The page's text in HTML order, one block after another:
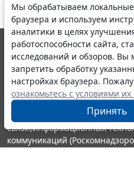
Мы обрабатываем
браузера и используем
аналитики в целях
работоспособности сайта,
исследований и обзоров. Вы
запретить обработку
настройках браузера.
ознакомьтесь с условиями их
Принять
© ООО "НПП "ГАРАНТ-
выпускается с 1990 года.
являются участниками
информации ГАРАНТ.
Портал ГАРАНТ.РУ
издания Федеральной
связи,информационных
коммуникаций